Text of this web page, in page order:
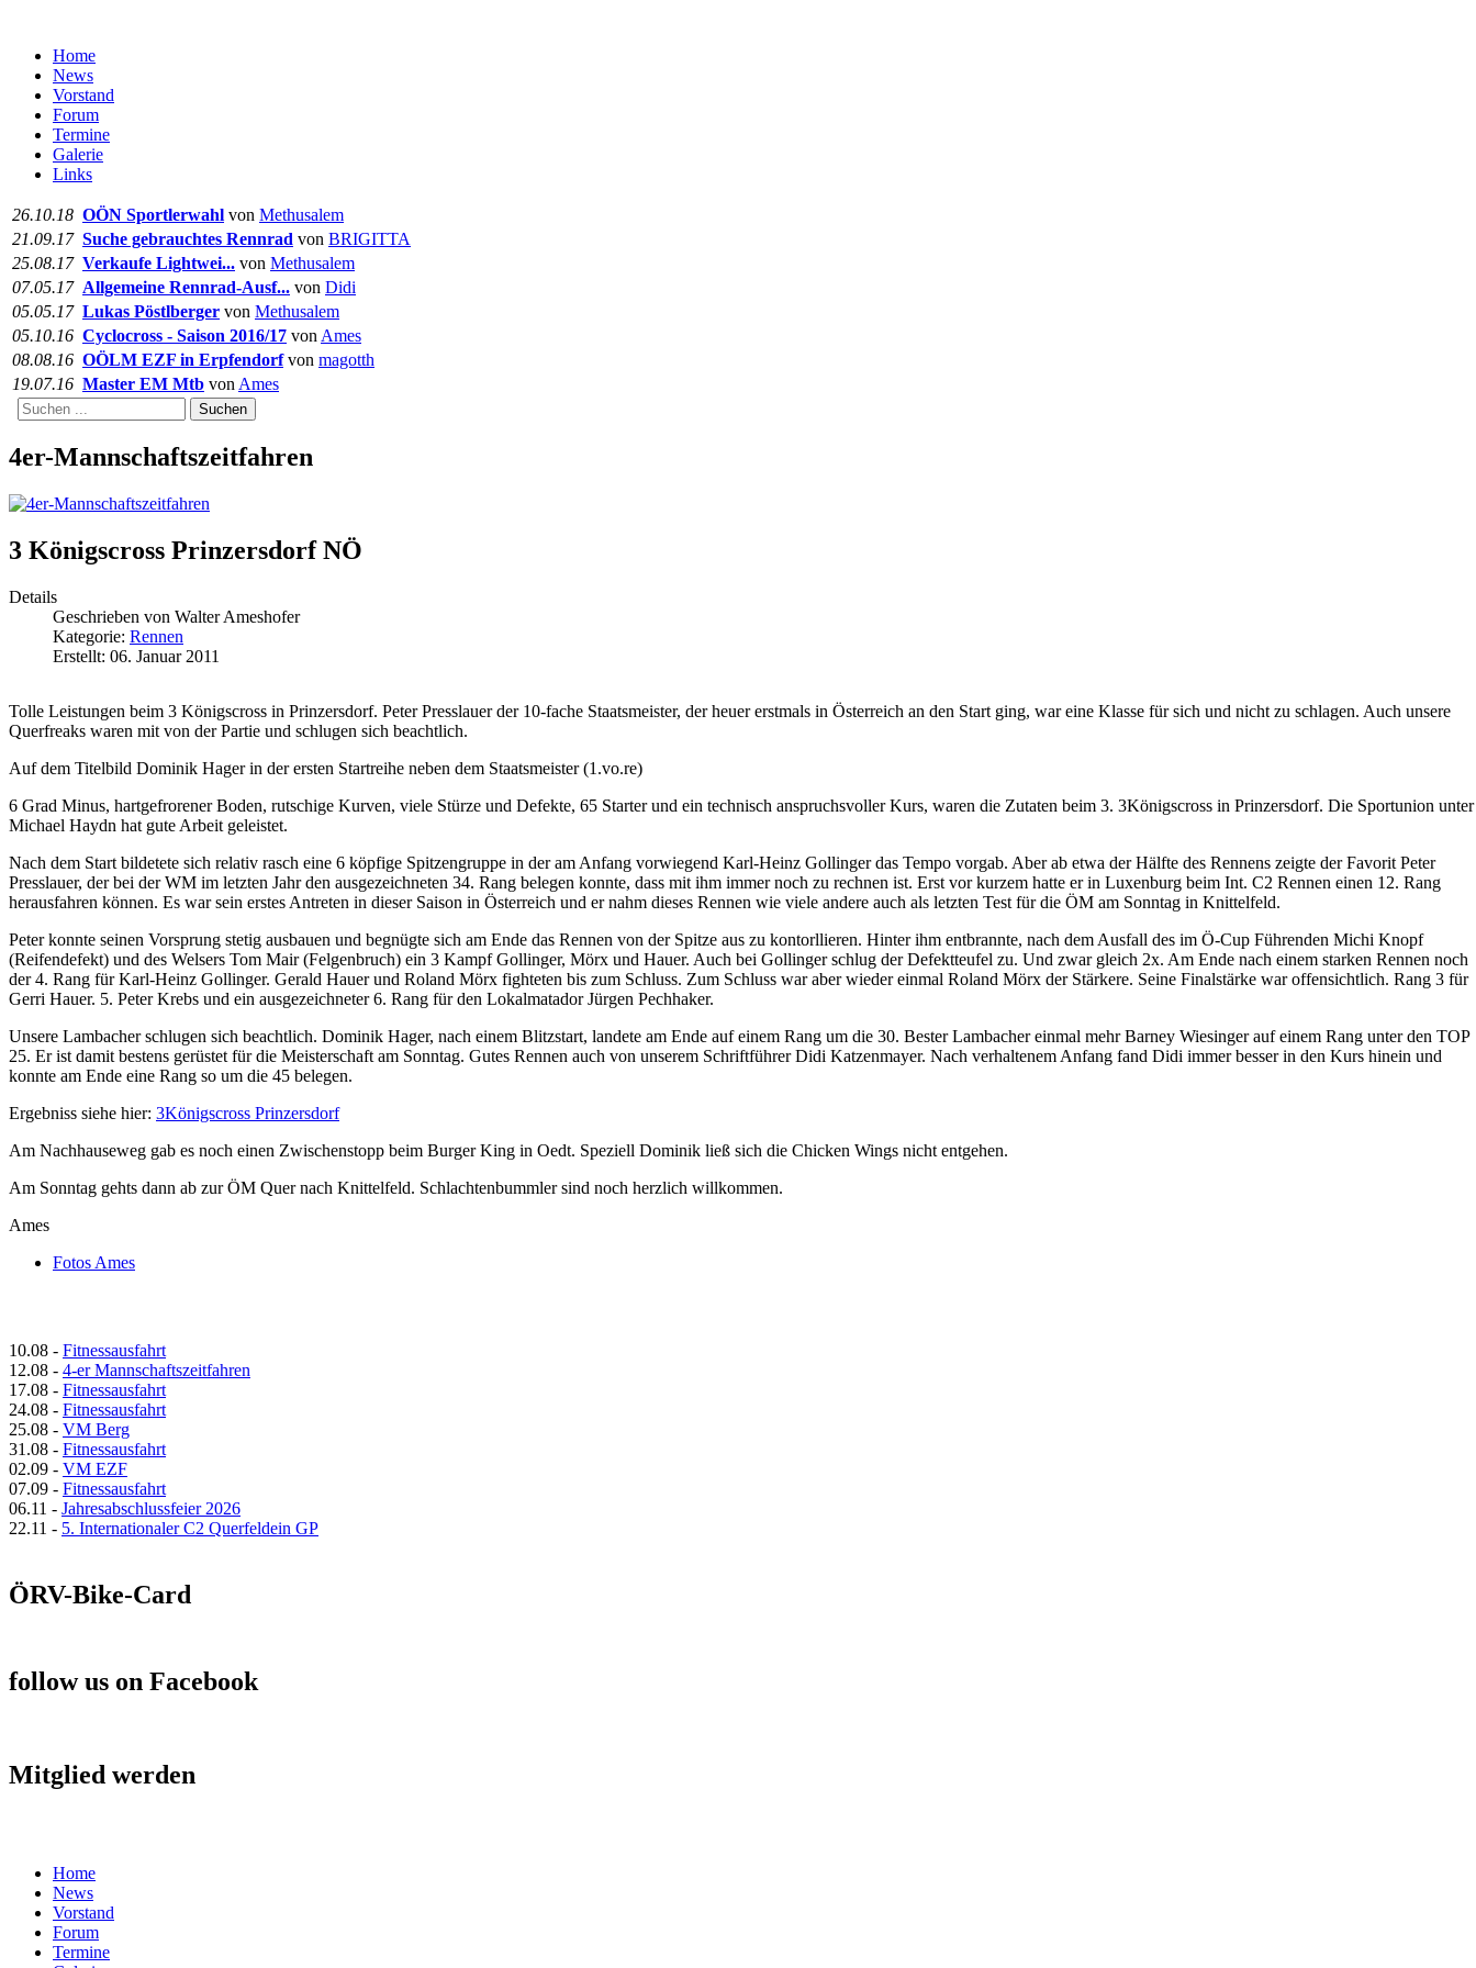
Home
News
Vorstand
Forum
Termine
Galerie
Links
26.10.18 OÖN Sportlerwahl von Methusalem
21.09.17 Suche gebrauchtes Rennrad von BRIGITTA
25.08.17 Verkaufe Lightwei... von Methusalem
07.05.17 Allgemeine Rennrad-Ausf... von Didi
05.05.17 Lukas Pöstlberger von Methusalem
05.10.16 Cyclocross - Saison 2016/17 von Ames
08.08.16 OÖLM EZF in Erpfendorfvon magotth
19.07.16 Master EM Mtb von Ames
Suchen
4er-Mannschaftszeitfahren
3 Königscross Prinzersdorf NÖ
Details
Geschrieben von Walter Ameshofer
Kategorie: Rennen
Erstellt: 06. Januar 2011
Tolle Leistungen beim 3 Königscross in Prinzersdorf. Peter Presslauer der 10-fache Staatsmeister, der heuer erstmals in Österreich an den Start ging, war eine Klasse für sich und nicht zu schlagen. Auch unsere
Querfreaks waren mit von der Partie und schlugen sich beachtlich.
Auf dem Titelbild Dominik Hager in der ersten Startreihe neben dem Staatsmeister (1.vo.re)
6 Grad Minus, hartgefrorener Boden, rutschige Kurven, viele Stürze und Defekte, 65 Starter und ein technisch anspruchsvoller Kurs, waren die Zutaten beim 3. 3Königscross in Prinzersdorf. Die Sportunion unter
Michael Haydn hat gute Arbeit geleistet.
Nach dem Start bildetete sich relativ rasch eine 6 köpfige Spitzengruppe in der am Anfang vorwiegend Karl-Heinz Gollinger das Tempo vorgab. Aber ab etwa der Hälfte des Rennens zeigte der Favorit Peter
Presslauer, der bei der WM im letzten Jahr den ausgezeichneten 34. Rang belegen konnte, dass mit ihm immer noch zu rechnen ist. Erst vor kurzem hatte er in Luxenburg beim Int. C2 Rennen einen 12. Rang
herausfahren können. Es war sein erstes Antreten in dieser Saison in Österreich und er nahm dieses Rennen wie viele andere auch als letzten Test für die ÖM am Sonntag in Knittelfeld.
Peter konnte seinen Vorsprung stetig ausbauen und begnügte sich am Ende das Rennen von der Spitze aus zu kontorllieren. Hinter ihm entbrannte, nach dem Ausfall des im Ö-Cup Führenden Michi Knopf
(Reifendefekt) und des Welsers Tom Mair (Felgenbruch) ein 3 Kampf Gollinger, Mörx und Hauer. Auch bei Gollinger schlug der Defektteufel zu. Und zwar gleich 2x. Am Ende nach einem starken Rennen noch
der 4. Rang für Karl-Heinz Gollinger. Gerald Hauer und Roland Mörx fighteten bis zum Schluss. Zum Schluss war aber wieder einmal Roland Mörx der Stärkere. Seine Finalstärke war offensichtlich. Rang 3 für
Gerri Hauer. 5. Peter Krebs und ein ausgezeichneter 6. Rang für den Lokalmatador Jürgen Pechhaker.
Unsere Lambacher schlugen sich beachtlich. Dominik Hager, nach einem Blitzstart, landete am Ende auf einem Rang um die 30. Bester Lambacher einmal mehr Barney Wiesinger auf einem Rang unter den TOP
25. Er ist damit bestens gerüstet für die Meisterschaft am Sonntag. Gutes Rennen auch von unserem Schriftführer Didi Katzenmayer. Nach verhaltenem Anfang fand Didi immer besser in den Kurs hinein und
konnte am Ende eine Rang so um die 45 belegen.
Ergebniss siehe hier: 3Königscross Prinzersdorf
Am Nachhauseweg gab es noch einen Zwischenstopp beim Burger King in Oedt. Speziell Dominik ließ sich die Chicken Wings nicht entgehen.
Am Sonntag gehts dann ab zur ÖM Quer nach Knittelfeld. Schlachtenbummler sind noch herzlich willkommen.
Ames
Fotos Ames
10.08 - Fitnessausfahrt
12.08 - 4-er Mannschaftszeitfahren
17.08 - Fitnessausfahrt
24.08 - Fitnessausfahrt
25.08 - VM Berg
31.08 - Fitnessausfahrt
02.09 - VM EZF
07.09 - Fitnessausfahrt
06.11 - Jahresabschlussfeier 2026
22.11 - 5. Internationaler C2 Querfeldein GP
ÖRV-Bike-Card
follow us on Facebook
Mitglied werden
Home
News
Vorstand
Forum
Termine